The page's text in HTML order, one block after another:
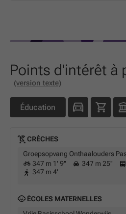
Points d'intérêt à
(version texte)
Éducation
CRÈCHES
Groepsopvang Onthaalouders
347 m 1' 9''
347 m 25''
347 m 4'
ÉCOLES MATERNELLES